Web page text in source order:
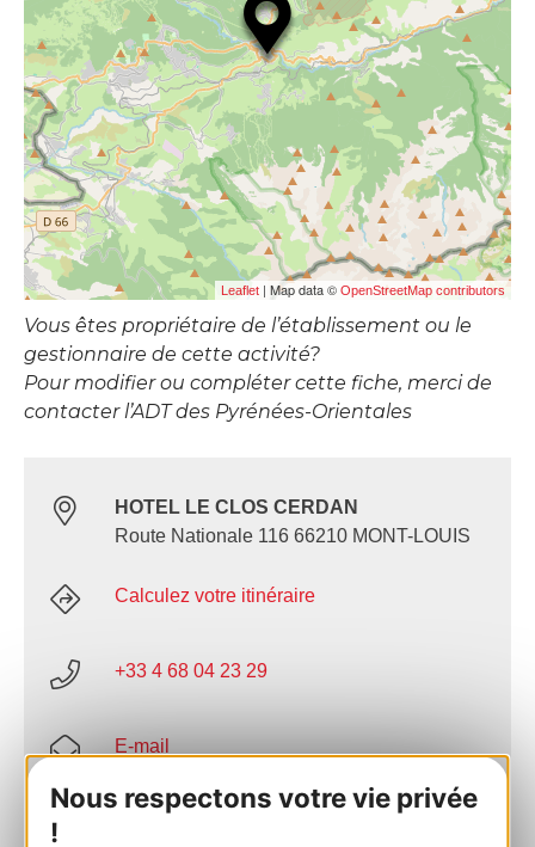
Nous respectons votre vie privée
!
Leaflet | Map data © OpenStreetMap contributors
Vous êtes propriétaire de l’établissement ou le
gestionnaire de cette activité?
Pour modifier ou compléter cette fiche, merci de
contacter l’ADT des Pyrénées-Orientales
HOTEL LE CLOS CERDAN
Route Nationale 116 66210 MONT-LOUIS
Calculez votre itinéraire
+33 4 68 04 23 29
E-mail